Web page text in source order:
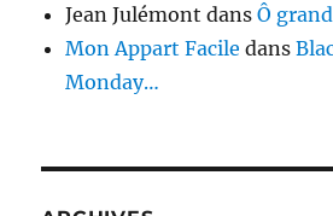
Jean Julémont dansÔ
Mon Appart Facile dans
Monday…